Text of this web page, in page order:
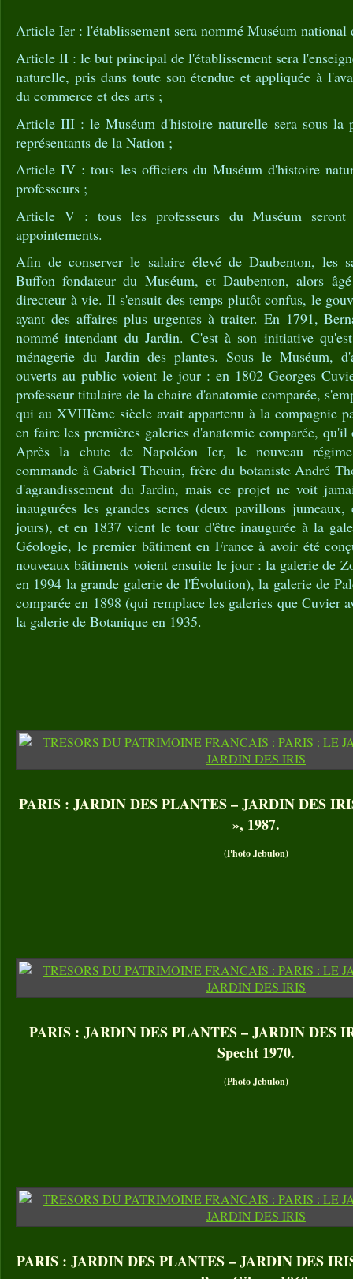
Article Ier : l'établissement sera nommé Muséum
Article II : le but principal de l'établissement sera
naturelle, pris dans toute son étendue et appliquée à
du commerce et des arts ;
Article III : le Muséum d'histoire naturelle sera sous la
représentants de la Nation ;
Article IV : tous les officiers du Muséum d'histoire
professeurs ;
Article V : tous les professeurs du Muséum
appointements.
Afin de conserver le salaire élevé de Daubenton, les
Buffon fondateur du Muséum, et Daubenton, alors
directeur à vie. Il s'ensuit des temps plutôt confus, le
ayant des affaires plus urgentes à traiter. En 1791,
nommé intendant du Jardin. C'est à son initiative
ménagerie du Jardin des plantes. Sous le Muséum,
ouverts au public voient le jour : en 1802 Georges
professeur titulaire de la chaire d'anatomie comparée,
qui au XVIIIème siècle avait appartenu à la compagnie
en faire les premières galeries d'anatomie comparée,
Après la chute de Napoléon Ier, le nouveau
commande à Gabriel Thouin, frère du botaniste André
d'agrandissement du Jardin, mais ce projet ne voit
inaugurées les grandes serres (deux pavillons jumeaux,
jours), et en 1837 vient le tour d'être inaugurée à la
Géologie, le premier bâtiment en France à avoir été
nouveaux bâtiments voient ensuite le jour : la galerie de
en 1994 la grande galerie de l'Évolution), la galerie de
comparée en 1898 (qui remplace les galeries que Cuvier
la galerie de Botanique en 1935.
PARIS : JARDIN DES PLANTES – JARDIN DES
», 1987.
(Photo Jebulon)
PARIS : JARDIN DES PLANTES – JARDIN DES
Specht 1970.
(Photo Jebulon)
PARIS : JARDIN DES PLANTES – JARDIN DES